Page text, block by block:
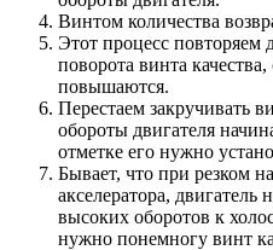
Винтом количества
Этот процесс повторяем
поворота винта
повышаются.
Перестаем закручивать
обороты двигателя
отметке его нужно
Бывает, что при резком
акселератора, двигатель
высоких оборотов к
нужно понемногу винт